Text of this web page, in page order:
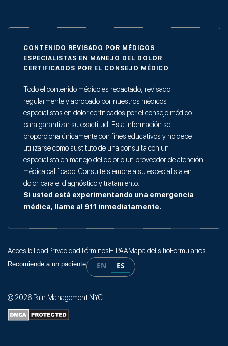
CONTENIDO REVISADO POR MÉDICOS
ESPECIALISTAS EN MANEJO DEL DOLOR
CERTIFICADOS POR EL CONSEJO MÉDICO
Todo el contenido médico es redactado, revisado
regularmente y aprobado por nuestros médicos
especialistas en dolor certificados por el consejo médico
para garantizar su exactitud. Esta información se
proporciona únicamente con fines educativos y no debe
utilizarse como sustituto de una consulta con un
especialista en manejo del dolor o un proveedor de atención
médica calificado. Consulte siempre a su especialista en
dolor para el diagnóstico y tratamiento.
Si usted está experimentando una emergencia
médica, llame al 911 inmediatamente.
Accesibilidad PrivacidadTérminosHIPAAMapa del sitioFormularios
Recomiende a un paciente EN ES
© 2026 Pain Management NYC